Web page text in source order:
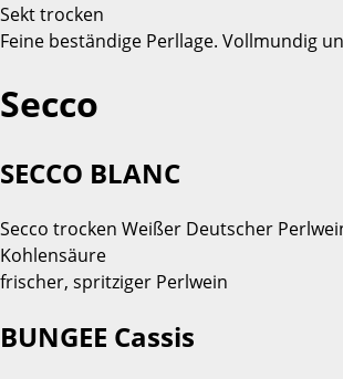
Sekt trocken
Feine beständige Perllage. Vollmundig
Secco
SECCO BLANC
Secco trocken Weißer Deutscher
Kohlensäure
frischer, spritziger Perlwein
BUNGEE Cassis